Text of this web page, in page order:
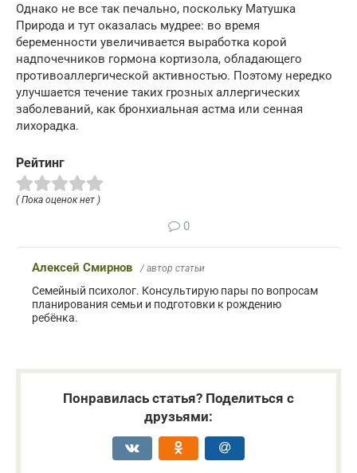
Однако не все так печально, поскольку Матушка
Природа и тут оказалась мудрее: во время
беременности увеличивается выработка корой
надпочечников гормона кортизола, обладающего
противоаллергической активностью. Поэтому нередко
улучшается течение таких грозных аллергических
заболеваний, как бронхиальная астма или сенная
лихорадка.
Рейтинг
( Пока оценок нет )
0
Алексей Смирнов / автор статьи
Семейный психолог. Консультирую пары по вопросам
планирования семьи и подготовки к рождению
ребёнка.
Понравилась статья? Поделиться с
друзьями: